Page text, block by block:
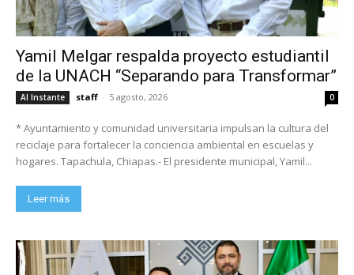
Yamil Melgar respalda proyecto estudiantil
de la UNACH “Separando para Transformar”
Al Instante staff - 5 agosto, 2026 0
* Ayuntamiento y comunidad universitaria impulsan la cultura del
reciclaje para fortalecer la conciencia ambiental en escuelas y
hogares. Tapachula, Chiapas.- El presidente municipal, Yamil...
Leer más